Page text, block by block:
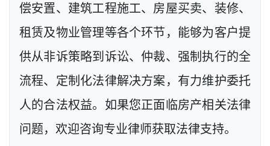
偿安置、建筑工程施工、房屋买卖、装修、
租赁及物业管理等各个环节，能够为客户提
供从非诉策略到诉讼、仲裁、强制执行的全
流程、定制化法律解决方案，有力维护委托
人的合法权益。如果您正面临房产相关法律
问题，欢迎咨询专业律师获取法律支持。